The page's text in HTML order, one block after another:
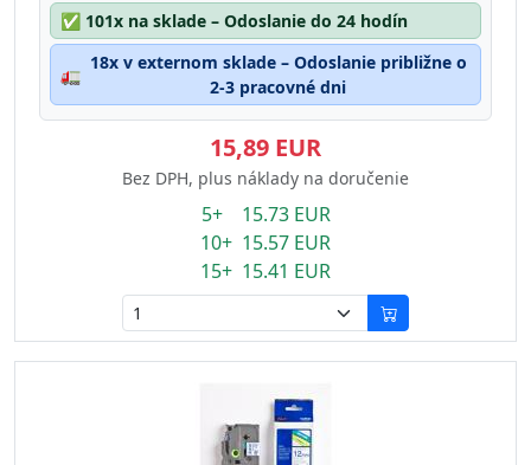
✅ 101x na sklade – Odoslanie do 24 hodín
🚛
18x v externom sklade – Odoslanie približne o
2-3 pracovné dni
15,89 EUR
Bez DPH, plus náklady na doručenie
5+ 15.73 EUR
10+ 15.57 EUR
15+ 15.41 EUR